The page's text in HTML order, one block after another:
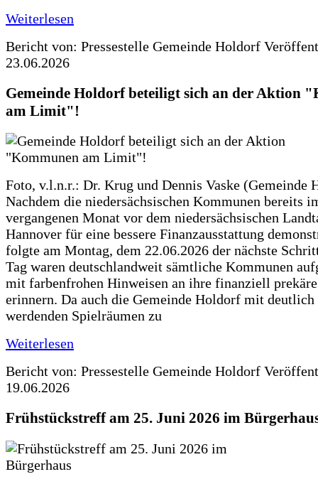
Weiterlesen
Bericht von: Pressestelle Gemeinde Holdorf
23.06.2026
Gemeinde Holdorf beteiligt sich an der Aktion
am Limit"!
Foto, v.l.n.r.: Dr. Krug und Dennis Vaske (Gemeinde
Nachdem die niedersächsischen Kommunen bereits
vergangenen Monat vor dem niedersächsischen
Hannover für eine bessere Finanzausstattung
folgte am Montag, dem 22.06.2026 der nächste
Tag waren deutschlandweit sämtliche Kommunen
mit farbenfrohen Hinweisen an ihre finanziell
erinnern. Da auch die Gemeinde Holdorf mit deutlich
werdenden Spielräumen zu
Weiterlesen
Bericht von: Pressestelle Gemeinde Holdorf
19.06.2026
Frühstückstreff am 25. Juni 2026 im